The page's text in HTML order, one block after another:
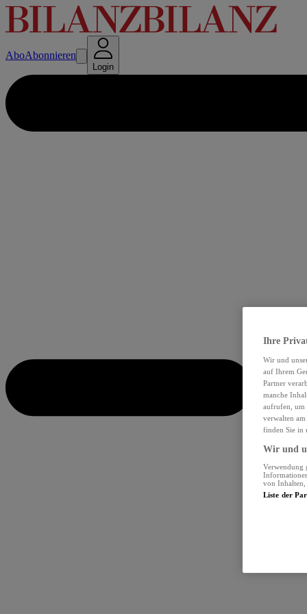
AboAbonnieren
Login
Ihre
Wir und
auf Ihrem
Partner
manche
aufrufen, um
verwalten
finden Sie in
Wir und
Verwendung
von Inhalten,
Liste der